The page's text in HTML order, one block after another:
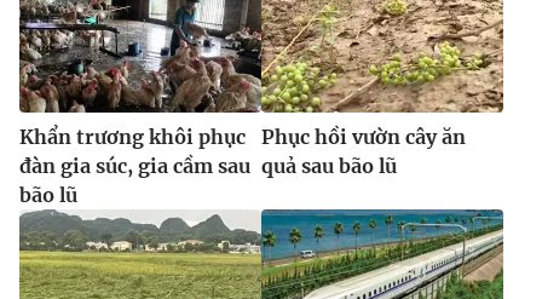
Khẩn trương khôi phục
đàn gia súc, gia cầm sau
bão lũ
Phục hồi vườn cây ăn
quả sau bão lũ